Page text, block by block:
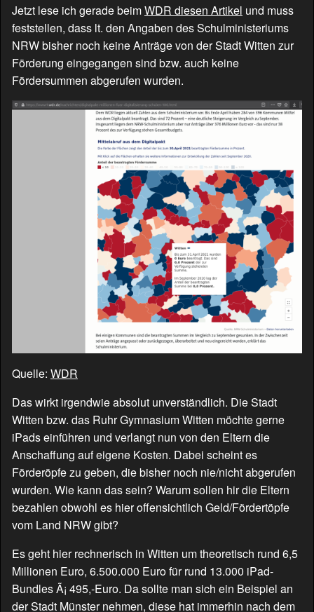
Jetzt lese ich gerade beimWDR diesen Artikel und muss
feststellen, dass lt. den Angaben des Schulministeriums
NRW bisher noch keine Anträge von der Stadt Witten zur
Förderung eingegangen sind bzw. auch keine
Fördersummen abgerufen wurden.
Quelle: WDR
Das wirkt irgendwie absolut unverständlich. Die Stadt
Witten bzw. das Ruhr Gymnasium Witten möchte gerne
iPads einführen und verlangt nun von den Eltern die
Anschaffung auf eigene Kosten. Dabei scheint es
Förderöpfe zu geben, die bisher noch nie/nicht abgerufen
wurden. Wie kann das sein? Warum sollen hir die Eltern
bezahlen obwohl es hier offensichtlich Geld/Fördertöpfe
vom Land NRW gibt?
Es geht hier rechnerisch in Witten um theoretisch rund 6,5
Millionen Euro, 6.500.000 Euro für rund 13.000 iPad-
Bundles Ã¡ 495,-Euro. Da sollte man sich ein Beispiel an
der Stadt Münster nehmen, diese hat immerhin nach dem